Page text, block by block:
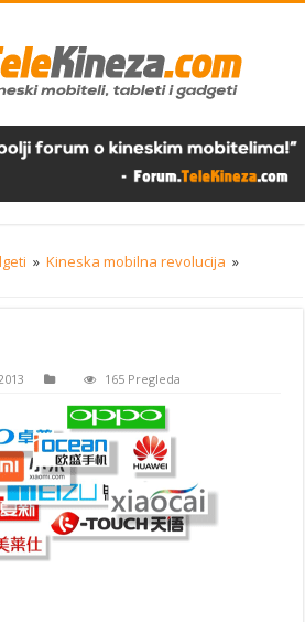
» Kineska mobilna revolucija »
165 Pregleda